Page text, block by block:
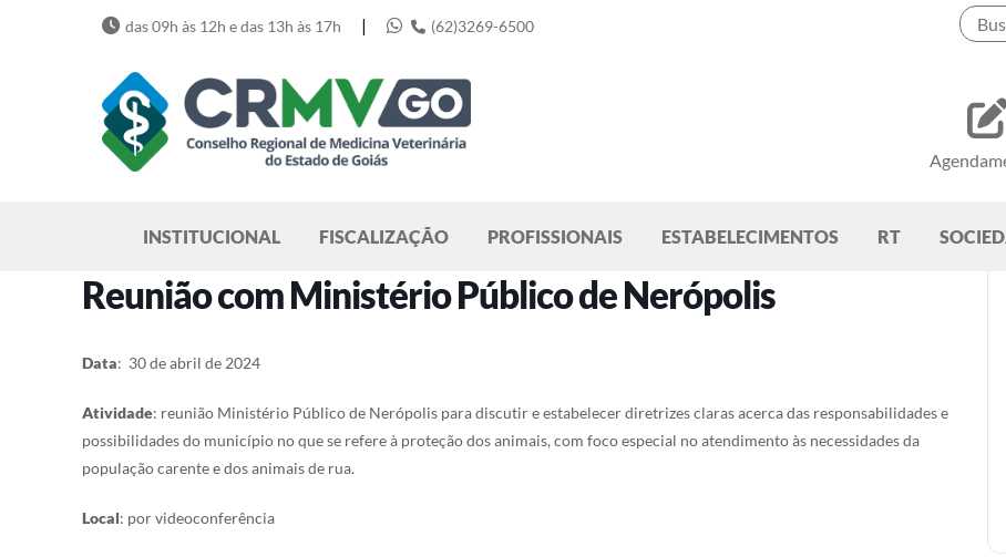
das 09h às 12h e das 13h às 17h | (62)3269-6500
INSTITUCIONAL FISCALIZAÇÃO PROFISSIONAIS ESTABELECIMENTOS RT
Reunião com Ministério Público de Nerópolis
Data: 30 de abril de 2024
Atividade: reunião Ministério Público de Nerópolis para discutir e estabelecer diretrizes claras acerca das responsabilidades e
possibilidades do município no que se refere à proteção dos animais, com foco especial no atendimento às necessidades da
população carente e dos animais de rua.
Local: por videoconferência